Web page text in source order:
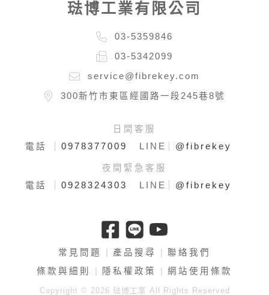
琺博工業有限公司
03-5359846
03-5342099
service@fibrekey.com
300新竹市東區經國路一段245巷8號
日間客服
電話
0978377009 LINE @fibrekey
夜間緊急客服
電話
0928324303 LINE @fibrekey
常見問題 產品搜尋
聯絡我們
條款與細則
隱私權政策 網站使用條款
Copyright © 2026 琺博工業 All Rights Reserved